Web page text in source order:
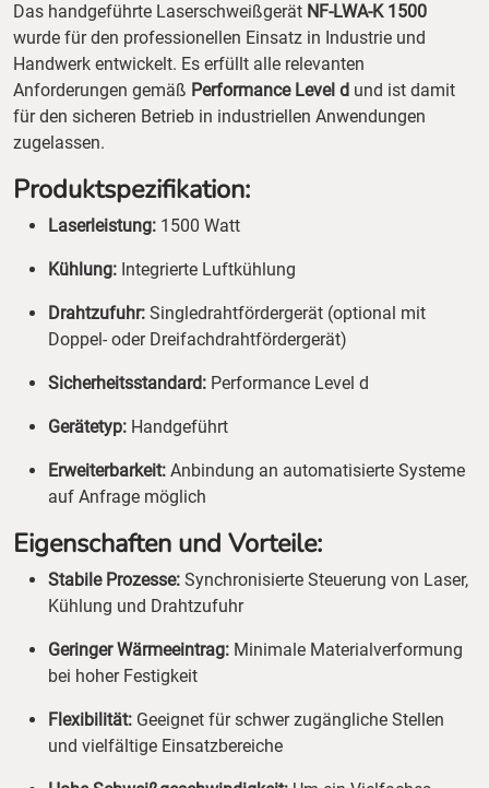
Das handgeführte Laserschweißgerät NF-LWA-K 1500
wurde für den professionellen Einsatz in Industrie und
Handwerk entwickelt. Es erfüllt alle relevanten
Anforderungen gemäß Performance Level d und ist damit
für den sicheren Betrieb in industriellen Anwendungen
zugelassen.
Produktspezifikation:
Laserleistung: 1500 Watt
Kühlung: Integrierte Luftkühlung
Drahtzufuhr: Singledrahtfördergerät (optional mit
Doppel- oder Dreifachdrahtfördergerät)
Sicherheitsstandard: Performance Level d
Gerätetyp: Handgeführt
Erweiterbarkeit: Anbindung an automatisierte Systeme
auf Anfrage möglich
Eigenschaften und Vorteile:
Stabile Prozesse: Synchronisierte Steuerung von Laser,
Kühlung und Drahtzufuhr
Geringer Wärmeeintrag: Minimale Materialverformung
bei hoher Festigkeit
Flexibilität: Geeignet für schwer zugängliche Stellen
und vielfältige Einsatzbereiche